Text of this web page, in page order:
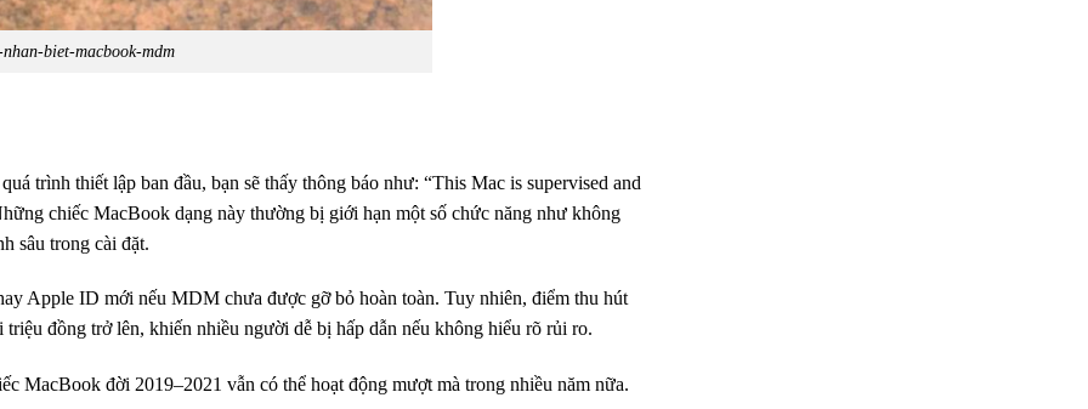
biet-macbook-mdm
trình thiết lập ban đầu, bạn sẽ thấy thông báo như: “This Mac is supervised and
chiếc MacBook dạng này thường bị giới hạn một số chức năng như không
sâu trong cài đặt.
Apple ID mới nếu MDM chưa được gỡ bỏ hoàn toàn. Tuy nhiên, điểm thu hút
đồng trở lên, khiến nhiều người dễ bị hấp dẫn nếu không hiểu rõ rủi ro.
MacBook đời 2019–2021 vẫn có thể hoạt động mượt mà trong nhiều năm nữa.